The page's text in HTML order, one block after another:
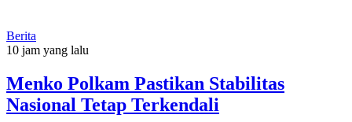
Berita
10 jam yang lalu
Menko Polkam Pastikan Stabilitas
Nasional Tetap Terkendali